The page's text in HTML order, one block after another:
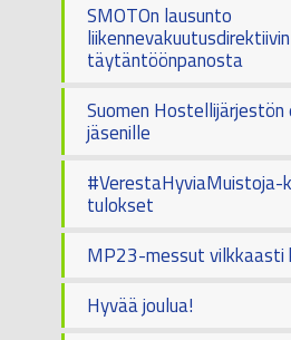
SMOTOn lausunto
täytäntöönpanosta
Suomen Hostellijärjestön
jäsenille
#VerestaHyviaMuistoja-
tulokset
MP23-messut vilkkaasti
Hyvää joulua!